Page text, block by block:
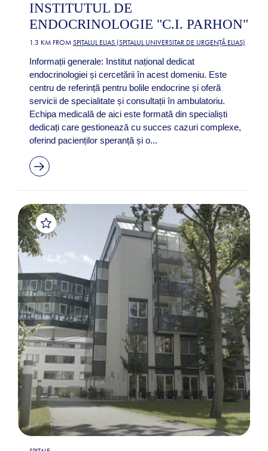
INSTITUTUL DE
ENDOCRINOLOGIE "C.I. PARHON"
1.3 KM FROM SPITALUL ELIAS (SPITALUL UNIVERSITAR DE URGENȚĂ ELIAS)
Informații generale: Institut național dedicat
endocrinologiei și cercetării în acest domeniu. Este
centru de referință pentru bolile endocrine și oferă
servicii de specialitate și consultații în ambulatoriu.
Echipa medicală de aici este formată din specialiști
dedicați care gestionează cu succes cazuri complexe,
oferind pacienților speranță și o...